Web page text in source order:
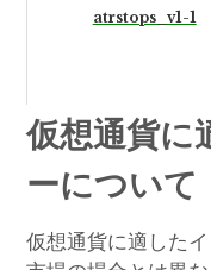
atrstops_v1-1
仮想通貨に
ーについて
仮想通貨に適した